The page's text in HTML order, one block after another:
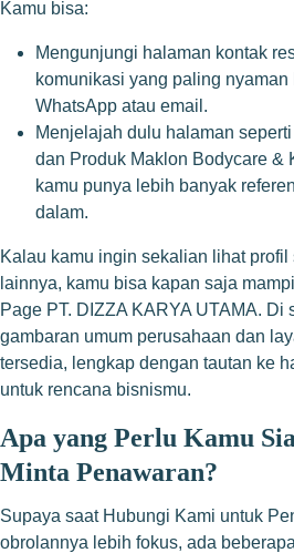
Kamu bisa:
Mengunjungi halaman kontak
komunikasi yang paling
WhatsApp atau email.
Menjelajah dulu halaman
dan Produk Maklon Bodycare &
kamu punya lebih banyak
dalam.
Kalau kamu ingin sekalian lihat
lainnya, kamu bisa kapan saja
Page PT. DIZZA KARYA UTAMA. Di
gambaran umum perusahaan dan
tersedia, lengkap dengan tautan ke
untuk rencana bisnismu.
Apa yang Perlu Kamu
Minta Penawaran?
Supaya saat Hubungi Kami untuk
obrolannya lebih fokus, ada